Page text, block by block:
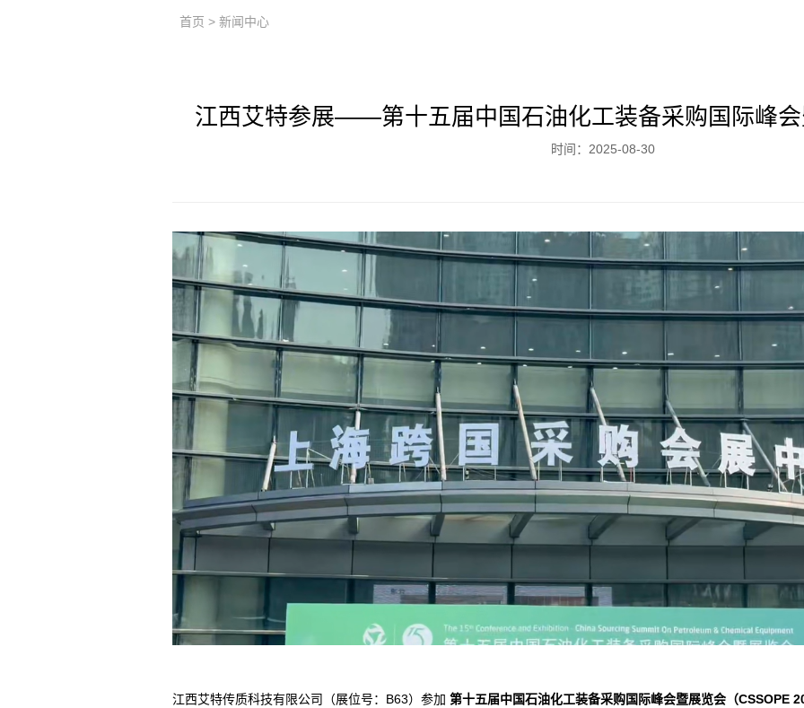
首页 > 新闻中心
江西艾特参展——第十五届中国石油化工装备采购国际峰
时间：2025-08-30
江西艾特传质科技有限公司（展位号：B63）参加 第十五届中国石油化工装备采购国际峰会暨展览会（CSSOPE